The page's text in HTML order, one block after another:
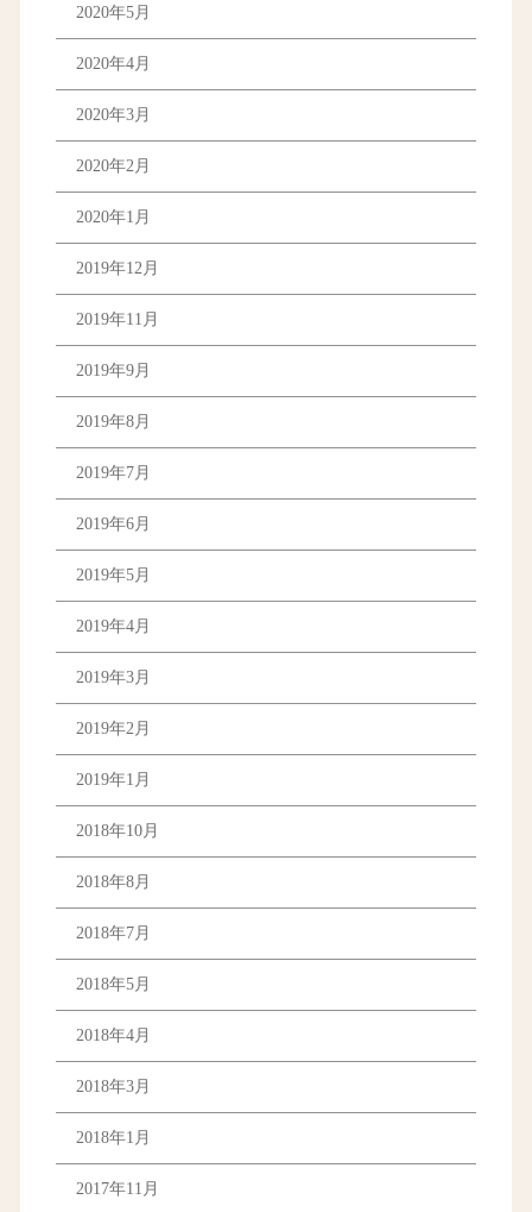
2020年5月
2020年4月
2020年3月
2020年2月
2020年1月
2019年12月
2019年11月
2019年9月
2019年8月
2019年7月
2019年6月
2019年5月
2019年4月
2019年3月
2019年2月
2019年1月
2018年10月
2018年8月
2018年7月
2018年5月
2018年4月
2018年3月
2018年1月
2017年11月